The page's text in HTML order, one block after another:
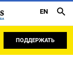
EN
ПОДДЕРЖАТЬ